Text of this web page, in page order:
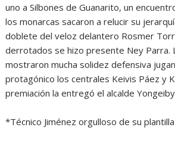
uno a Silbones de Guanarito, un
los monarcas sacaron a relucir su
doblete del veloz delantero Rosmer
derrotados se hizo presente Ney Parra.
mostraron mucha solidez defensiva
protagónico los centrales Keivis Páez y
premiación la entregó el alcalde
*Técnico Jiménez orgulloso de su plantilla